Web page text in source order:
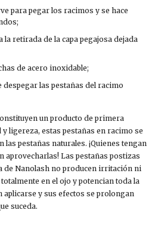
para pegar los racimos y se hace
retirada de la capa pegajosa dejada
de acero inoxidable;
las pestañas del racimo
un producto de primera
ligereza, estas pestañas en racimo se
pestañas naturales. ¡Quienes tengan
aprovecharlas! Las pestañas postizas
de Nanolash no producen irritación ni
en el ojo y potencian toda la
aplicarse y sus efectos se prolongan
suceda.